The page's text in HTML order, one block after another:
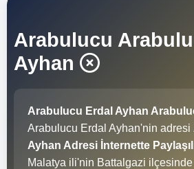
Arabulucu
Ayhan
Arabulucu Erdal Ayhan
Arabulucu Erdal Ayhan'nin adresi
Ayhan Adresi İnternette
Malatya ili'nin Battalgazi ilçesinde